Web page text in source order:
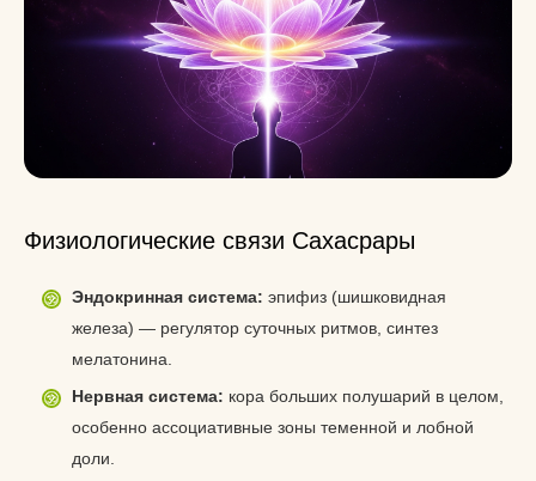
Физиологические связи Сахасрары
Эндокринная система: эпифиз (шишковидная
железа) — регулятор суточных ритмов, синтез
мелатонина.
Нервная система: кора больших полушарий в целом,
особенно ассоциативные зоны теменной и лобной
доли.